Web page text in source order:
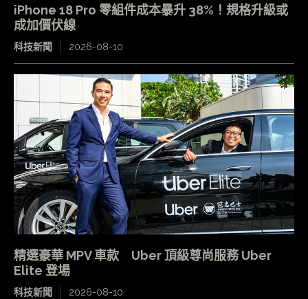
iPhone 18 Pro 零組件成本暴升 38%！規格升級或
成加價伏線
科技新聞 2026-08-10
精選豪華 MPV 車款 Uber 頂級尊尚服務 Uber
Elite 登場
科技新聞 2026-08-10